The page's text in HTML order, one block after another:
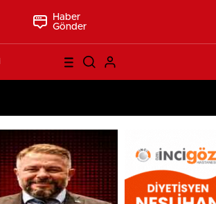
Haber
Gönder